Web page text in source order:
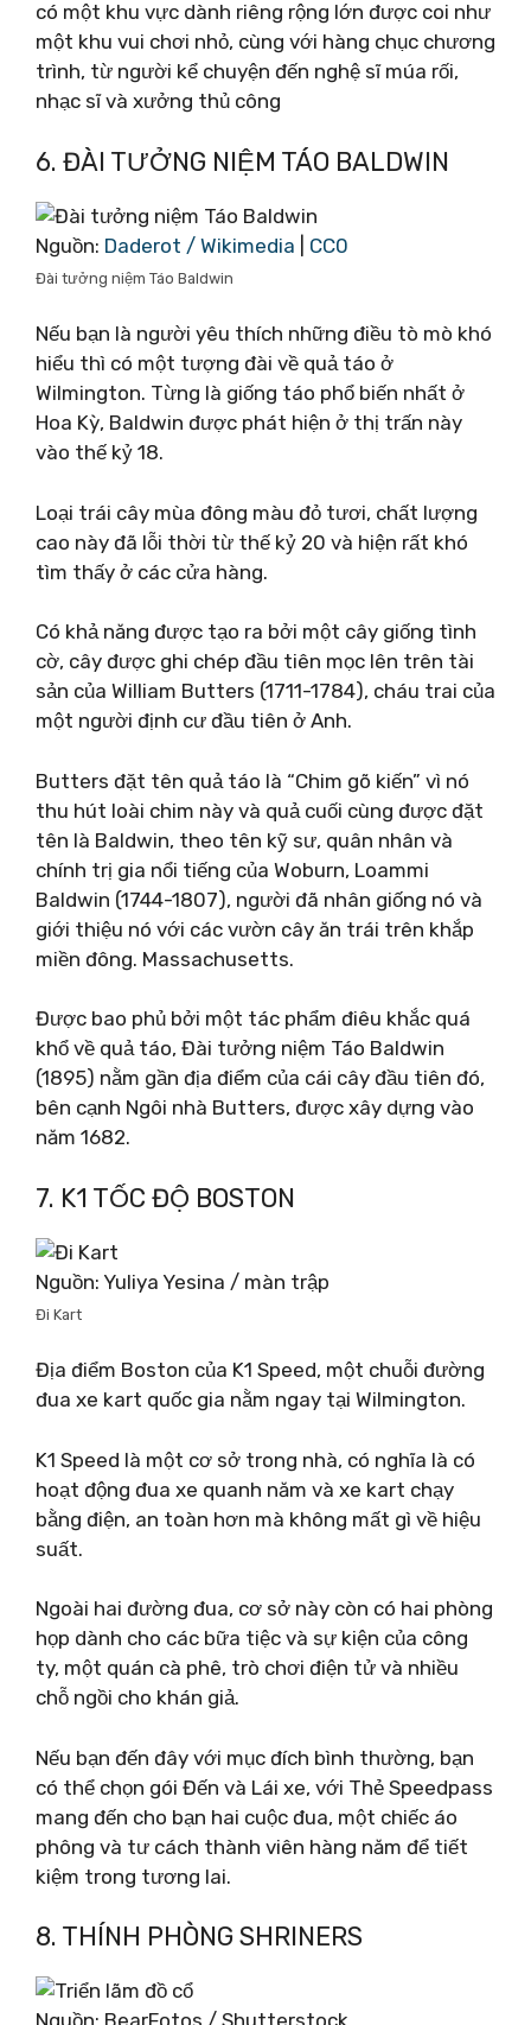
có một khu vực dành riêng rộng lớn được coi như
một khu vui chơi nhỏ, cùng với hàng chục chương
trình, từ người kể chuyện đến nghệ sĩ múa rối,
nhạc sĩ và xưởng thủ công
6. ĐÀI TƯỞNG NIỆM TÁO BALDWIN
Nguồn: Daderot / Wikimedia CC0
Đài tưởng niệm Táo Baldwin
Nếu bạn là người yêu thích những điều tò mò khó
hiểu thì có một tượng đài về quả táo ở
Wilmington. Từng là giống táo phổ biến nhất ở
Hoa Kỳ, Baldwin được phát hiện ở thị trấn này
vào thế kỷ 18.
Loại trái cây mùa đông màu đỏ tươi, chất lượng
cao này đã lỗi thời từ thế kỷ 20 và hiện rất khó
tìm thấy ở các cửa hàng.
Có khả năng được tạo ra bởi một cây giống tình
cờ, cây được ghi chép đầu tiên mọc lên trên tài
sản của William Butters (1711-1784), cháu trai của
một người định cư đầu tiên ở Anh.
Butters đặt tên quả táo là “Chim gõ kiến” vì nó
thu hút loài chim này và quả cuối cùng được đặt
tên là Baldwin, theo tên kỹ sư, quân nhân và
chính trị gia nổi tiếng của Woburn, Loammi
Baldwin (1744-1807), người đã nhân giống nó và
giới thiệu nó với các vườn cây ăn trái trên khắp
miền đông. Massachusetts.
Được bao phủ bởi một tác phẩm điêu khắc quá
khổ về quả táo, Đài tưởng niệm Táo Baldwin
(1895) nằm gần địa điểm của cái cây đầu tiên đó,
bên cạnh Ngôi nhà Butters, được xây dựng vào
năm 1682.
7. K1 TỐC ĐỘ BOSTON
Nguồn: Yuliya Yesina / màn trập
Đi Kart
Địa điểm Boston của K1 Speed, một chuỗi đường
đua xe kart quốc gia nằm ngay tại Wilmington.
K1 Speed ​​là một cơ sở trong nhà, có nghĩa là có
hoạt động đua xe quanh năm và xe kart chạy
bằng điện, an toàn hơn mà không mất gì về hiệu
suất.
Ngoài hai đường đua, cơ sở này còn có hai phòng
họp dành cho các bữa tiệc và sự kiện của công
ty, một quán cà phê, trò chơi điện tử và nhiều
chỗ ngồi cho khán giả.
Nếu bạn đến đây với mục đích bình thường, bạn
có thể chọn gói Đến và Lái xe, với Thẻ Speedpass
mang đến cho bạn hai cuộc đua, một chiếc áo
phông và tư cách thành viên hàng năm để tiết
kiệm trong tương lai.
8. THÍNH PHÒNG SHRINERS
Nguồn: BearFotos / Shutterstock